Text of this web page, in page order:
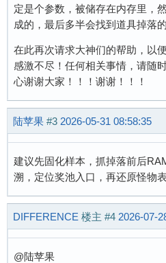
定是个参数，被储存在内存里，
成的，最后多半会找到道具掉落
在此再次请求大神们的帮助，以
感激不尽！任何相关事情，请随
心谢谢大家！！！谢谢！！！
陆苹果 #3 2026-05-31 08:58:35
建议先固化样本，抓掉落前后
溯，定位奖池入口，再还原怪物
DIFFERENCE 楼主 #4 2026-07-
@陆苹果